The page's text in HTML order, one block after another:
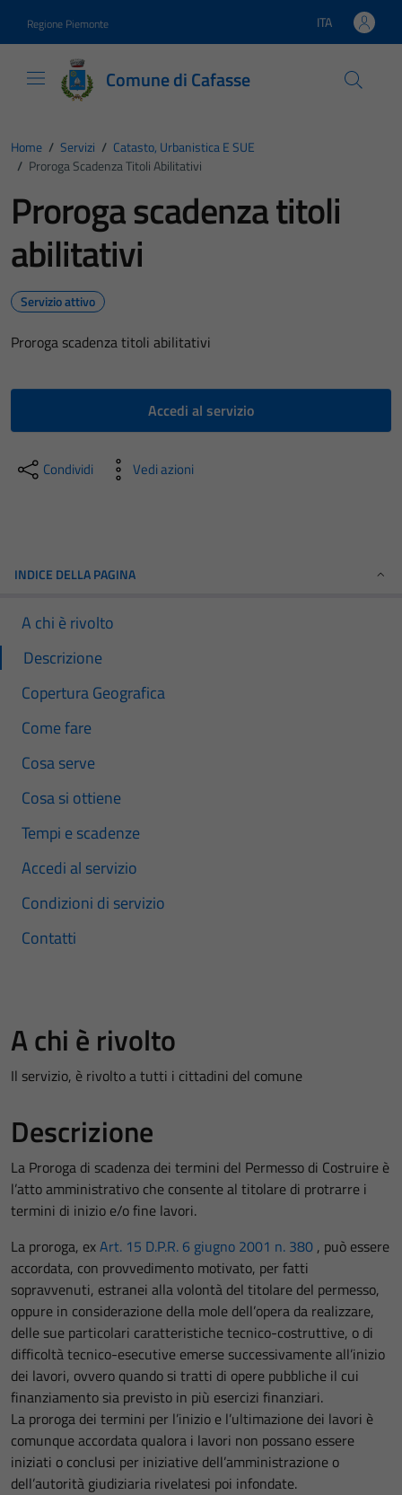
Regione Piemonte Lingua attiva:
ITA
Comune di Cafasse
Home / Servizi / Catasto, Urbanistica E SUE
/ Proroga Scadenza Titoli Abilitativi
Proroga scadenza titoli
abilitativi
Servizio attivo
Proroga scadenza titoli abilitativi
Accedi al servizio
Condividi Vedi azioni
INDICE DELLA PAGINA
A chi è rivolto
Descrizione
Copertura Geografica
Come fare
Cosa serve
Cosa si ottiene
Tempi e scadenze
Accedi al servizio
Condizioni di servizio
Contatti
A chi è rivolto
Il servizio, è rivolto a tutti i cittadini del comune
Descrizione
La Proroga di scadenza dei termini del Permesso di Costruire è
l’atto amministrativo che consente al titolare di protrarre i
termini di inizio e/o fine lavori.
La proroga, exArt. 15 D.P.R. 6 giugno 2001 n. 380 , può essere
accordata, con provvedimento motivato, per fatti
sopravvenuti, estranei alla volontà del titolare del permesso,
oppure in considerazione della mole dell’opera da realizzare,
delle sue particolari caratteristiche tecnico-costruttive, o di
difficoltà tecnico-esecutive emerse successivamente all’inizio
dei lavori, ovvero quando si tratti di opere pubbliche il cui
finanziamento sia previsto in più esercizi finanziari.
La proroga dei termini per l’inizio e l’ultimazione dei lavori è
comunque accordata qualora i lavori non possano essere
iniziati o conclusi per iniziative dell’amministrazione o
dell’autorità giudiziaria rivelatesi poi infondate.